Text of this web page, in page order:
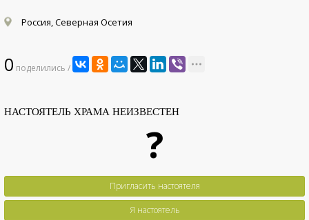
Россия, Северная Осетия
0 поделились /
НАСТОЯТЕЛЬ ХРАМА НЕИЗВЕСТЕН
?
Пригласить настоятеля
Я настоятель